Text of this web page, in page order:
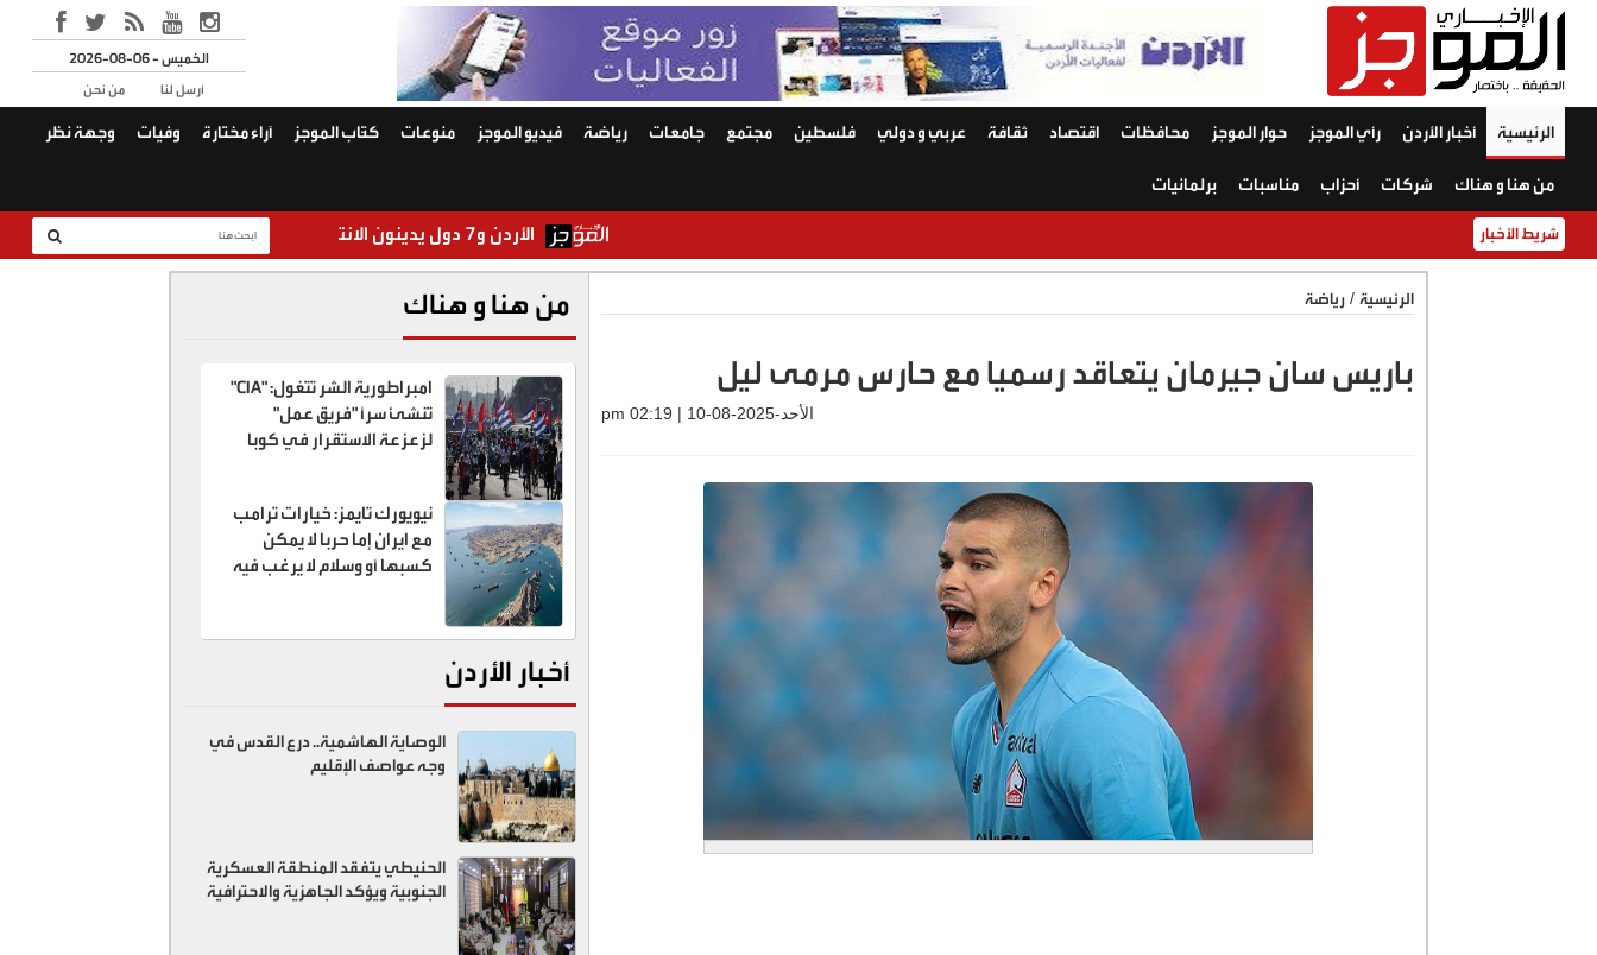
2026-08-06 - الخميس
من نحن
أرسل لنا
الرئيسية أخبار الأردن رأي الموجز حوار الموجز محافظات اقتصاد ثقافة عربي و دولي فلسطين مجتمع جامعات رياضة فيديو الموجز منوعات كتّاب الموجز آراء مختارة وفيات وجهة نظر
من هنا و هناك شركات أحزاب مناسبات برلمانيات
شريط الأخبار الأردن و7 دول يدينون الانتهاكات الإسرائيلية المتواصلة في غزة
الرئيسية / رياضة
باريس سان جيرمان يتعاقد رسميا مع حارس مرمى ليل
الأحد-2025-08-10 | 02:19 pm
من هنا و هناك
امبراطورية الشر تتغول: "CIA"
تنشئ سراً "فريق عمل"
لزعزعة الاستقرار في كوبا
نيويورك تايمز: خيارات ترامب
مع ايران إما حربا لا يمكن
كسبها أو وسلام لا يرغب فيه
أخبار الأردن
الوصاية الهاشمية.. درع القدس في
وجه عواصف الإقليم
الحنيطي يتفقد المنطقة العسكرية
الجنوبية ويؤكد الجاهزية والاحترافية